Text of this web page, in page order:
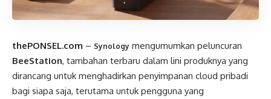
thePONSEL.com – Synology mengumumkan peluncuran
BeeStation, tambahan terbaru dalam lini produknya yang
dirancang untuk menghadirkan penyimpanan cloud pribadi
bagi siapa saja, terutama untuk pengguna yang